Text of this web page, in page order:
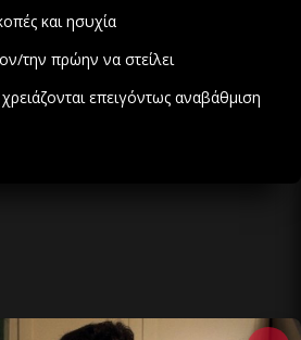
και ησυχία
την πρώην να στείλει
επειγόντως αναβάθμιση